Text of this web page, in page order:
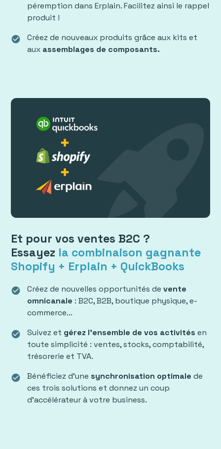
péremption dans Erplain. Facilitez ainsi le rappel
produit !
check_circle
Créez de nouveaux produits grâce aux kits et
aux assemblages de composants.
Et pour vos ventes B2C ?
Essayez la combinaison gagnante
Shopify + Erplain + QuickBooks
check_circle Créez de nouvelles opportunités devente
omnicanale : B2C, B2B, boutique physique, e-
commerce...
check_circle Suivez et gérez l'ensemble de vos activités en
toute simplicité : ventes, stocks, comptabilité,
trésorerie et TVA.
check_circle Bénéficiez d'une synchronisation optimale de
ces trois solutions et donnez un coup
d'accélérateur à votre business.